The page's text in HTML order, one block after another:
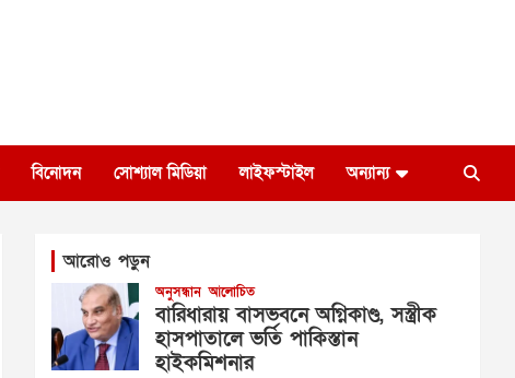
বিনোদন সোশ্যাল মিডিয়া লাইফস্টাইল অন্যান্য
আরোও পড়ুন
অনুসন্ধান আলোচিত
বারিধারায় বাসভবনে অগ্নিকাণ্ড, সস্ত্রীক
হাসপাতালে ভর্তি পাকিস্তান
হাইকমিশনার